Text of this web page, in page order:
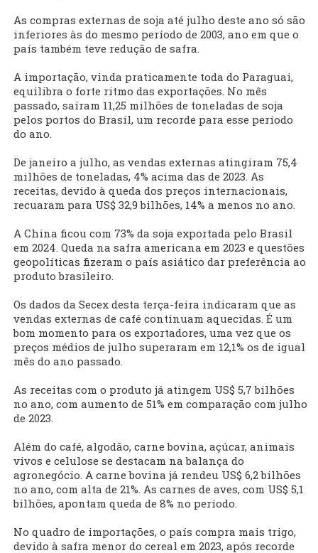
As compras externas de soja até julho deste ano só são
inferiores às do mesmo período de 2003, ano em que o
país também teve redução de safra.
A importação, vinda praticamente toda do Paraguai,
equilibra o forte ritmo das exportações. No mês
passado, saíram 11,25 milhões de toneladas de soja
pelos portos do Brasil, um recorde para esse período
do ano.
De janeiro a julho, as vendas externas atingiram 75,4
milhões de toneladas, 4% acima das de 2023. As
receitas, devido à queda dos preços internacionais,
recuaram para US$ 32,9 bilhões, 14% a menos no ano.
A China ficou com 73% da soja exportada pelo Brasil
em 2024. Queda na safra americana em 2023 e questões
geopolíticas fizeram o país asiático dar preferência ao
produto brasileiro.
Os dados da Secex desta terça-feira indicaram que as
vendas externas de café continuam aquecidas. É um
bom momento para os exportadores, uma vez que os
preços médios de julho superaram em 12,1% os de igual
mês do ano passado.
As receitas com o produto já atingem US$ 5,7 bilhões
no ano, com aumento de 51% em comparação com julho
de 2023.
Além do café, algodão, carne bovina, açúcar, animais
vivos e celulose se destacam na balança do
agronegócio. A carne bovina já rendeu US$ 6,2 bilhões
no ano, com alta de 21%. As carnes de aves, com US$ 5,1
bilhões, apontam queda de 8% no período.
No quadro de importações, o país compra mais trigo,
devido à safra menor do cereal em 2023, após recorde